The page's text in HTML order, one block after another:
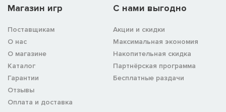
Магазин игр
Поставщикам
О нас
О магазине
Каталог
Гарантии
Отзывы
Оплата и доставка
C нами выгодно
Акции и скидки
Максимальная экономия
Накопительная скидка
Партнёрская программа
Бесплатные раздачи